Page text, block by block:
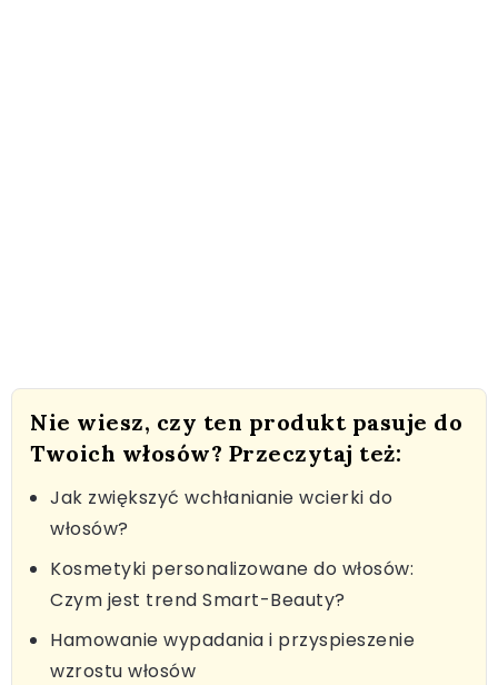
Nie wiesz, czy ten produkt pasuje do
Twoich włosów? Przeczytaj też:
Jak zwiększyć wchłanianie wcierki do
włosów?
Kosmetyki personalizowane do włosów:
Czym jest trend Smart-Beauty?
Hamowanie wypadania i przyspieszenie
wzrostu włosów